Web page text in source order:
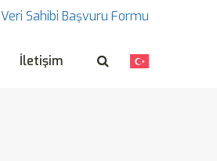
Veri Sahibi Başvuru Formu
İletişim